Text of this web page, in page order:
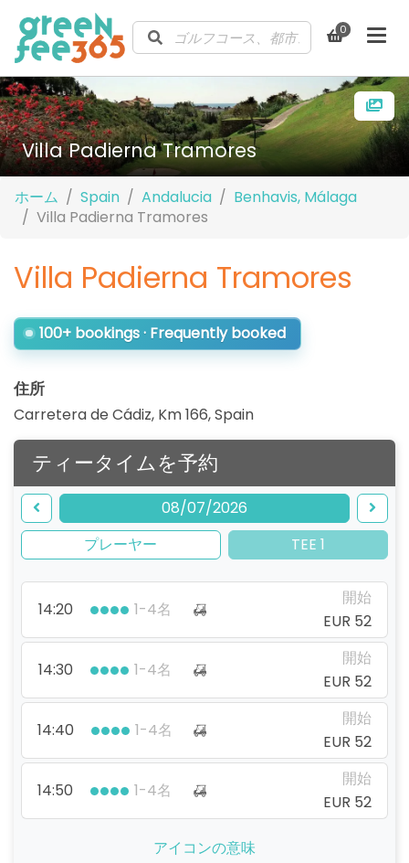
0
Villa Padierna Tramores
ホーム Spain Andalucia
Benhavis, Málaga
Villa Padierna Tramores
Villa Padierna Tramores
100+ bookings · Frequently booked
住所
Carretera de Cádiz, Km 166,Spain
ティータイムを予約
08/07/2026
プレーヤー
TEE 1
14:20 1-4名
開始
EUR 52
14:30 1-4名
開始
EUR 52
14:40 1-4名
開始
EUR 52
14:50 1-4名
開始
EUR 52
1-4名
アイコンの意味